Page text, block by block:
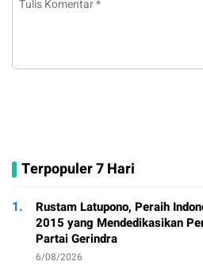
Terpopuler 7 Hari
1.
Rustam Latupono, Peraih
2015 yang Mendedikasikan
Partai Gerindra
6/08/2026